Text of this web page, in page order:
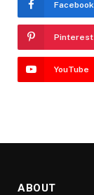
Facebook
Pinterest
YouTube
ABOUT